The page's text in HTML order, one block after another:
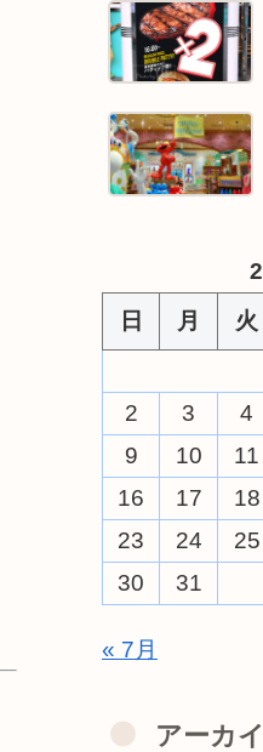
日
月 火
2
3 4
9
10 11
16
17 18
23
24 25
30
31
« 7月
アーカ